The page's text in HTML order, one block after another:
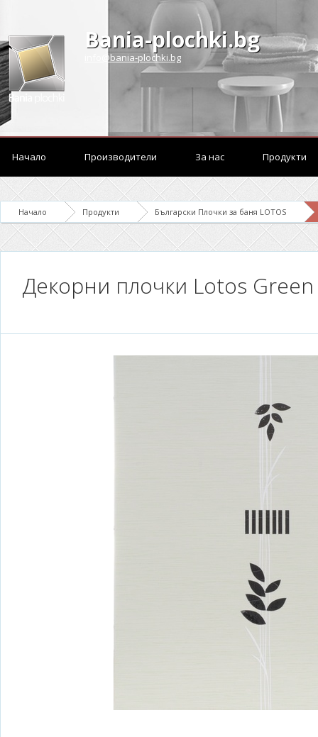
Bania-plochki.bg
info@bania-plochki.bg
Начало Производители За нас Продукти
Начало Продукти Български Плочки за баня LOTOS
Декорни плочки Lotos Green